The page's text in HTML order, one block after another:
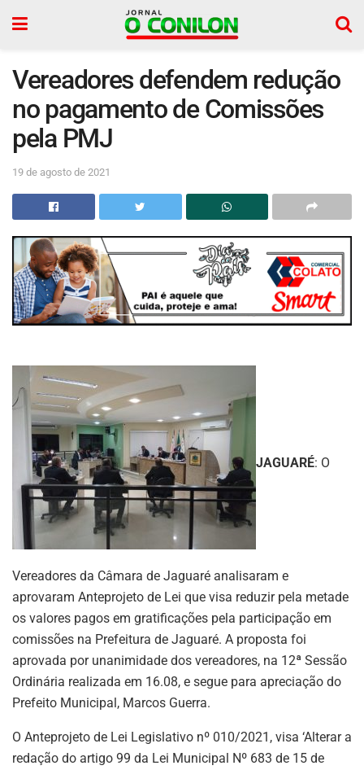
Vereadores defendem redução
no pagamento de Comissões
pela PMJ
19 de agosto de 2021
JAGUARÉ: O
Vereadores da Câmara de Jaguaré analisaram e
aprovaram Anteprojeto de Lei que visa reduzir pela metade
os valores pagos em gratificações pela participação em
comissões na Prefeitura de Jaguaré. A proposta foi
aprovada por unanimidade dos vereadores, na 12ª Sessão
Ordinária realizada em 16.08, e segue para apreciação do
Prefeito Municipal, Marcos Guerra.
O Anteprojeto de Lei Legislativo nº 010/2021, visa ‘Alterar a
redação do artigo 99 da Lei Municipal Nº 683 de 15 de